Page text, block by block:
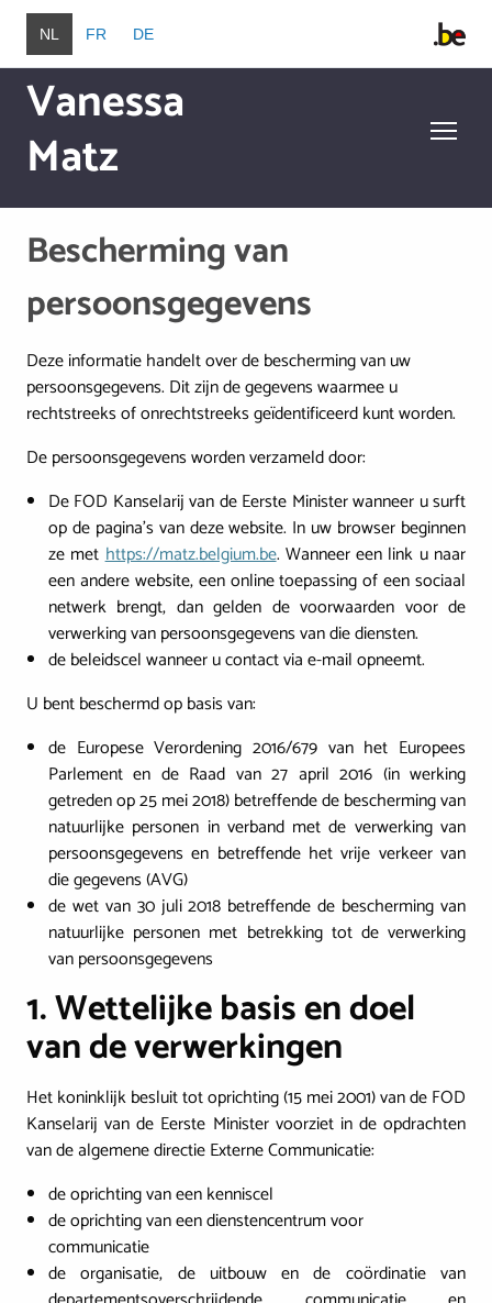
Overslaan en naar de inhoud gaan
NL FR DE
Vanessa
Matz
Bescherming van
persoonsgegevens
Deze informatie handelt over de bescherming van uw
persoonsgegevens. Dit zijn de gegevens waarmee u
rechtstreeks of onrechtstreeks geïdentificeerd kunt worden.
De persoonsgegevens worden verzameld door:
De FOD Kanselarij van de Eerste Minister wanneer u surft
op de pagina's van deze website. In uw browser beginnen
ze methttps://matz.belgium.be. Wanneer een link u naar
een andere website, een online toepassing of een sociaal
netwerk brengt, dan gelden de voorwaarden voor de
verwerking van persoonsgegevens van die diensten.
de beleidscel wanneer u contact via e-mail opneemt.
U bent beschermd op basis van:
de Europese Verordening 2016/679 van het Europees
Parlement en de Raad van 27 april 2016 (in werking
getreden op 25 mei 2018) betreffende de bescherming van
natuurlijke personen in verband met de verwerking van
persoonsgegevens en betreffende het vrije verkeer van
die gegevens (AVG)
de wet van 30 juli 2018 betreffende de bescherming van
natuurlijke personen met betrekking tot de verwerking
van persoonsgegevens
1. Wettelijke basis en doel
van de verwerkingen
Het koninklijk besluit tot oprichting (15 mei 2001) van de FOD
Kanselarij van de Eerste Minister voorziet in de opdrachten
van de algemene directie Externe Communicatie:
de oprichting van een kenniscel
de oprichting van een dienstencentrum voor
communicatie
de organisatie, de uitbouw en de coördinatie van